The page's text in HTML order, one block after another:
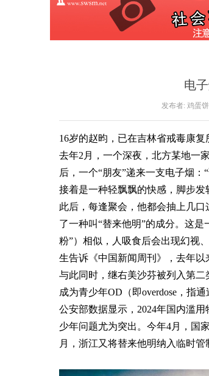
电
发布者: 鸡蛋饼
16岁的赵昀，已在吉林省戒毒康复
去年2月，一个深夜，北方某地一
后，一个“朋友”递来一支电子烟
接着是一种轻飘飘的快感，脚步发
此后，每逢聚会，他都会抽上几
了一种叫“替来他明”的成分。这
粉”）相似，人吸食后会出现幻视
生告诉《中国新闻周刊》，去年以
与此同时，继右美沙芬被列入第
成为青少年OD（即overdose，指
公安部数据显示，2024年国内滥
少年问题尤为突出。今年4月，国
月，浙江又将替来他明纳入临时